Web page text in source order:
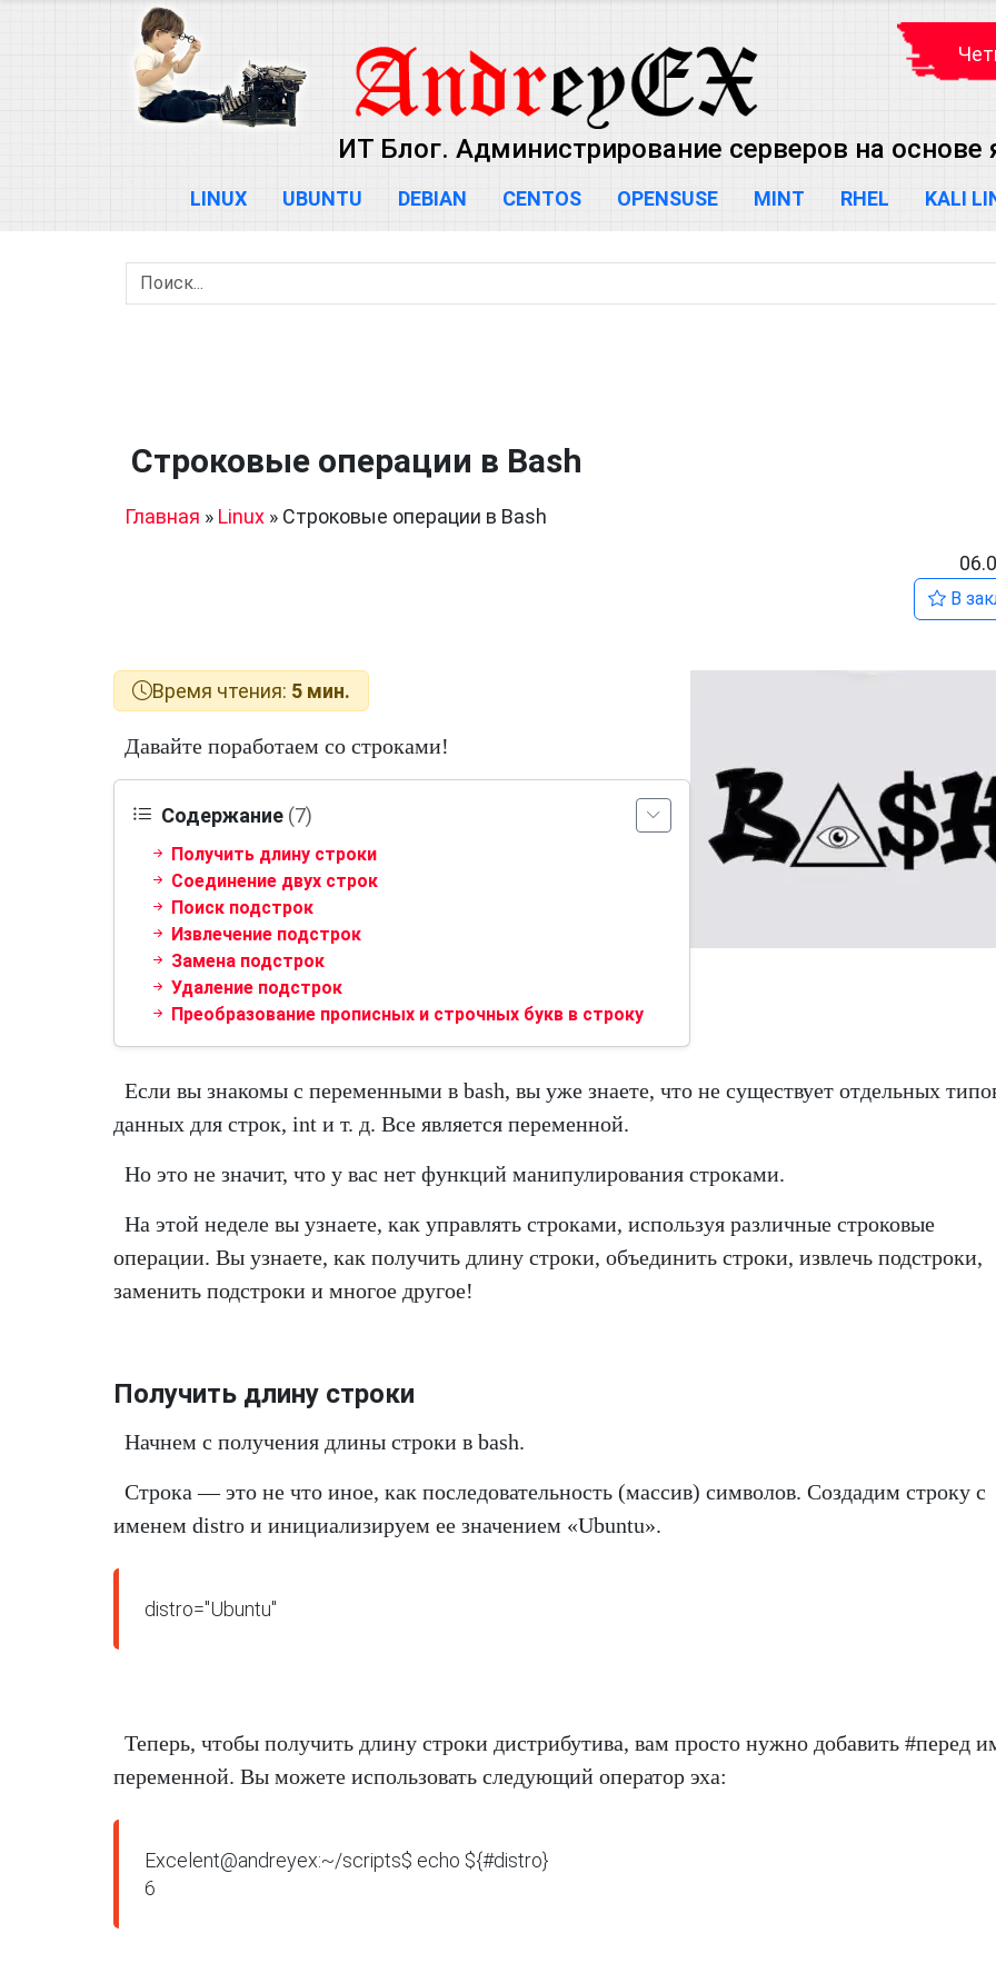
ИТ Блог. Администрирование серверов на основе
LINUX UBUNTU DEBIAN CENTOS OPENSUSE MINT RHEL KALI
Строковые операции в Bash
Главная » Linux » Строковые операции в Bash
В
Время чтения: 5 мин.
Давайте поработаем со строками!
Содержание (7)
Получить длину строки
Соединение двух строк
Поиск подстрок
Извлечение подстрок
Замена подстрок
Удаление подстрок
Преобразование прописных и строчных букв в строку
Если вы знакомы с переменными в bash, вы уже знаете, что не существует отдельных
данных для строк, int и т. д. Все является переменной.
Но это не значит, что у вас нет функций манипулирования строками.
На этой неделе вы узнаете, как управлять строками, используя различные строковые
операции. Вы узнаете, как получить длину строки, объединить строки, извлечь подстроки,
заменить подстроки и многое другое!
Получить длину строки
Начнем с получения длины строки в bash.
Строка — это не что иное, как последовательность (массив) символов. Создадим строку с
именем distro и инициализируем ее значением «Ubuntu».
distro="Ubuntu"
Теперь, чтобы получить длину строки дистрибутива, вам просто нужно добавить #перед
переменной. Вы можете использовать следующий оператор эха:
Excelent@andreyex:~/scripts$ echo ${#distro}
6